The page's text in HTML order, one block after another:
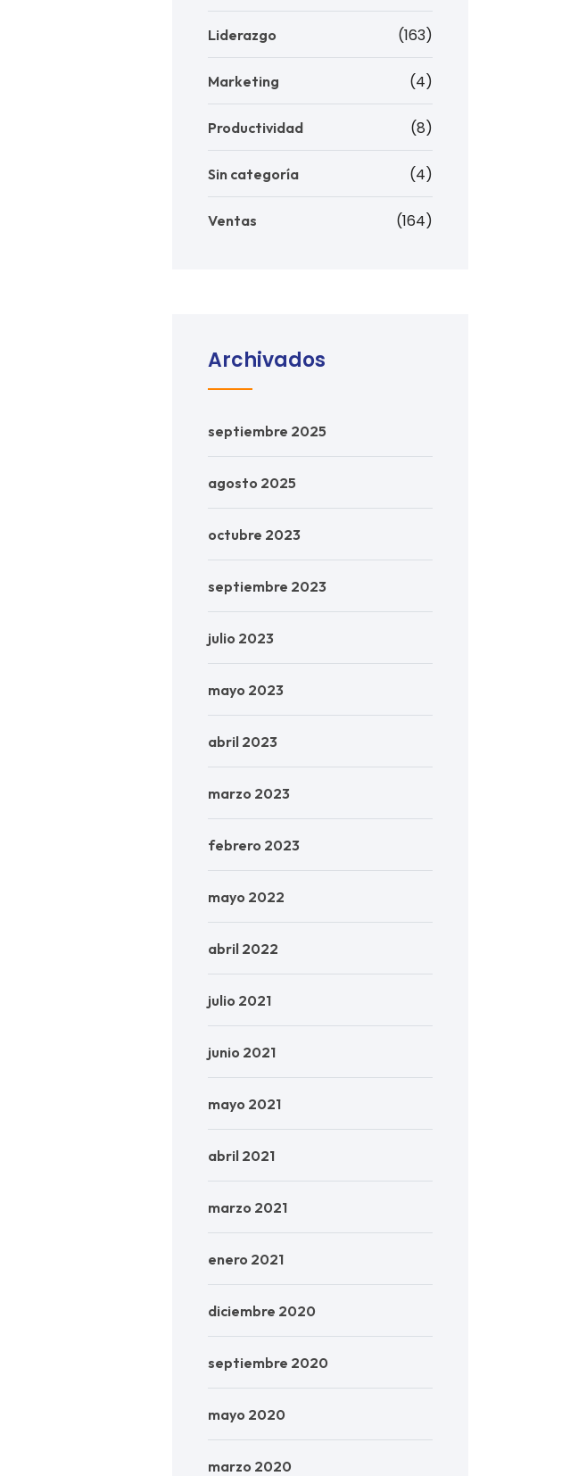
Liderazgo (163)
Marketing (4)
Productividad (8)
Sin categoría (4)
Ventas (164)
Archivados
septiembre 2025
agosto 2025
octubre 2023
septiembre 2023
julio 2023
mayo 2023
abril 2023
marzo 2023
febrero 2023
mayo 2022
abril 2022
julio 2021
junio 2021
mayo 2021
abril 2021
marzo 2021
enero 2021
diciembre 2020
septiembre 2020
mayo 2020
marzo 2020